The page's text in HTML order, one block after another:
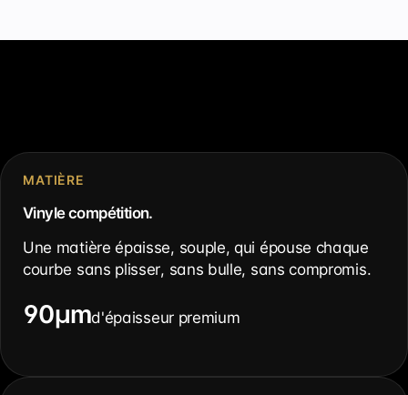
MATIÈRE
Vinyle compétition.
Une matière épaisse, souple, qui épouse chaque
courbe sans plisser, sans bulle, sans compromis.
90µmd'épaisseur premium